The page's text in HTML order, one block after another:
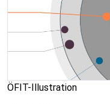
ÖFIT-Illustration